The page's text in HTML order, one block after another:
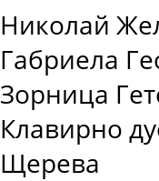
Николай
Габриела
Зорница
Клавирно
Щерева